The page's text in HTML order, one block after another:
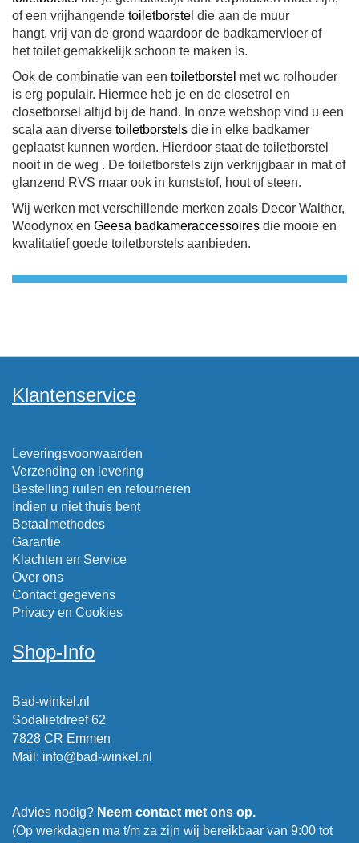
of een vrijhangende toiletborstel die aan de muur
hangt, vrij van de grond waardoor de badkamervloer of
het toilet gemakkelijk schoon te maken is.
Ook de combinatie van een toiletborstel met wc rolhouder
is erg populair. Hiermee heb je en de closetrol en
closetborsel altijd bij de hand. In onze webshop vind u een
scala aan diverse toiletborstels die in elke badkamer
geplaatst kunnen worden. Hierdoor staat de toiletborstel
nooit in de weg . De toiletborstels zijn verkrijgbaar in mat of
glanzend RVS maar ook in kunststof, hout of steen.
Wij werken met verschillende merken zoals Decor Walther,
Woodynox en Geesa badkameraccessoires die mooie en
kwalitatief goede toiletborstels aanbieden.
Klantenservice
Leveringsvoorwaarden
Verzending en levering
Bestelling ruilen en retourneren
Indien u niet thuis bent
Betaalmethodes
Garantie
Klachten en Service
Over ons
Contact gegevens
Privacy en Cookies
Shop-Info
Bad-winkel.nl
Sodalietdreef 62
7828 CR Emmen
Mail : info@bad-winkel.nl
Advies nodig? Neem contact met ons op.
(Op werkdagen ma t/m za zijn wij bereikbaar van 9:00 tot